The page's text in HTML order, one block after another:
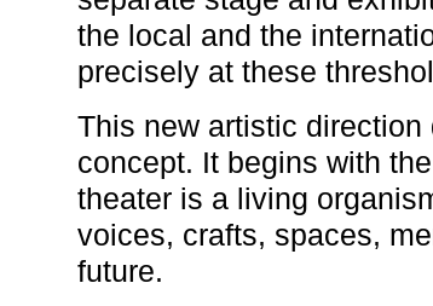
the local and the
precisely at these
This new artistic
concept. It begins with
theater is a living
voices, crafts, spaces,
future.